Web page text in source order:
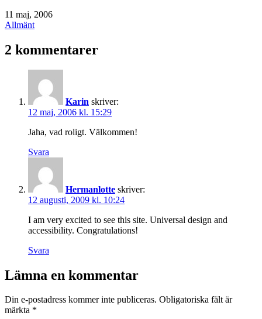
Publicerat
den
11 maj, 2006
Kategoriserat
Allmänt
2 kommentarer
Karin skriver:
12 maj, 2006 kl. 15:29
Jaha, vad roligt. Välkommen!
Svara
Hermanlotte skriver:
12 augusti, 2009 kl. 10:24
I am very excited to see this site. Universal design and
accessibility. Congratulations!
Svara
Lämna en kommentar
Din e-postadress kommer inte publiceras. Obligatoriska fält är
märkta *